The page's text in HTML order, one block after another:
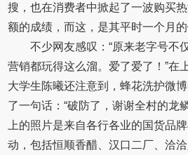
搜，也在消费者中掀起了一波购买
额的成绩，而这，是其平时一个月的
不少网友感叹：“原来老字号不
营销都玩得这么溜。爱了爱了！”在
大学生陈曦还注意到，蜂花洗护微
了一句话：“破防了，谢谢全村的龙
上的照片是来自各行各业的国货品
动，包括恒顺香醋、汉口二厂、洽